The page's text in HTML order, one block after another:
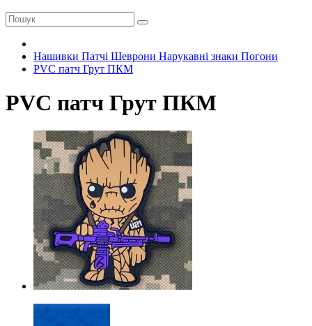
Нашивки Патчі Шеврони Нарукавні знаки Погони
PVC патч Грут ПКМ
PVC патч Грут ПКМ